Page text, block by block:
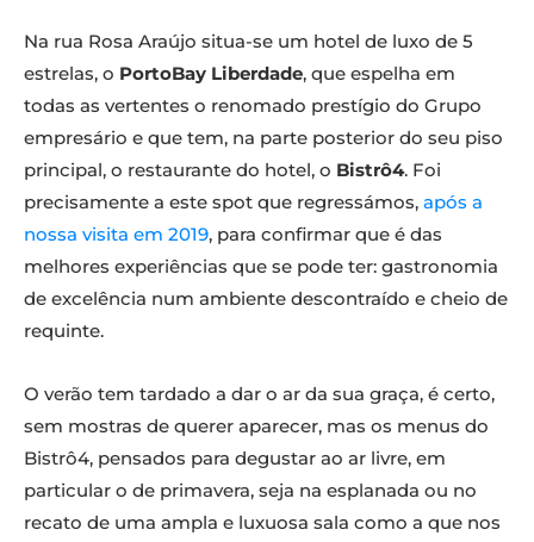
Na rua Rosa Araújo situa-se um hotel de luxo de 5
estrelas, o PortoBay Liberdade, que espelha em
todas as vertentes o renomado prestígio do Grupo
empresário e que tem, na parte posterior do seu piso
principal, o restaurante do hotel, o Bistrô4. Foi
precisamente a este spot que regressámos, após a
nossa visita em 2019, para confirmar que é das
melhores experiências que se pode ter: gastronomia
de excelência num ambiente descontraído e cheio de
requinte.
O verão tem tardado a dar o ar da sua graça, é certo,
sem mostras de querer aparecer, mas os menus do
Bistrô4, pensados para degustar ao ar livre, em
particular o de primavera, seja na esplanada ou no
recato de uma ampla e luxuosa sala como a que nos